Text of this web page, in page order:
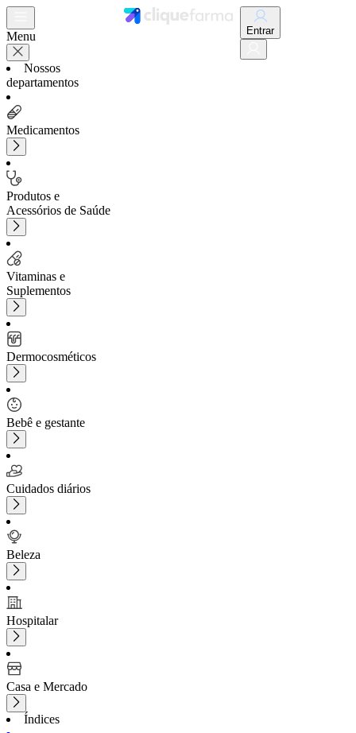
Menu
Nossos
departamentos
Medicamentos
Produtos e
Acessórios de Saúde
Vitaminas e
Suplementos
Dermocosméticos
Bebê e gestante
Cuidados diários
Beleza
Hospitalar
Casa e Mercado
Índices
Entrar